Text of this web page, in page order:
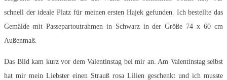
schnell der ideale Platz für meinen ersten Hajek gefunden. Ich bestellte das
Gemälde mit Passepartoutrahmen in Schwarz in der Größe 74 x 60 cm
Außenmaß.
Das Bild kam kurz vor dem Valentinstag bei mir an. Am Valentinstag selbst
hat mir mein Liebster einen Strauß rosa Lilien geschenkt und ich musste